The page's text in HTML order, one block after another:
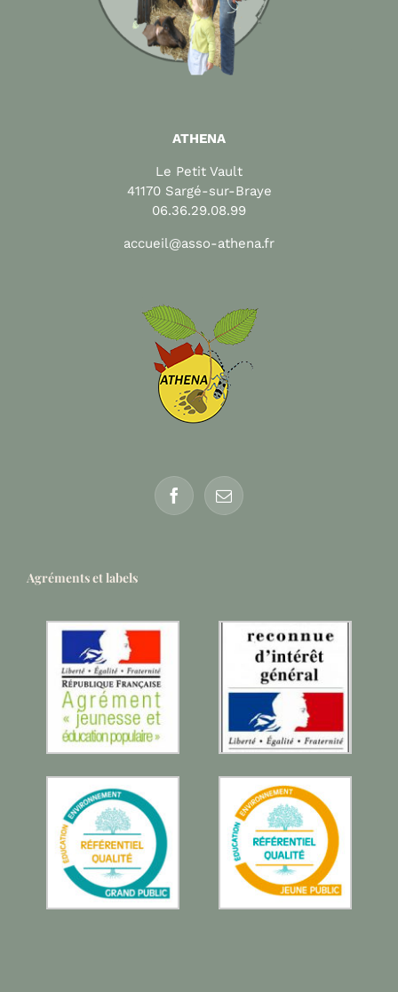
ATHENA
Le Petit Vault
41170 Sargé-sur-Braye
06.36.29.08.99
accueil@asso-athena.fr
Agréments et labels